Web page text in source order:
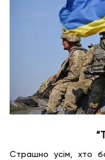
Страшно усім, хто